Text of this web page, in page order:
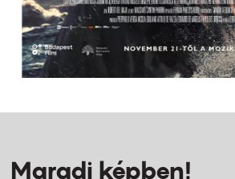
Maradj képben!